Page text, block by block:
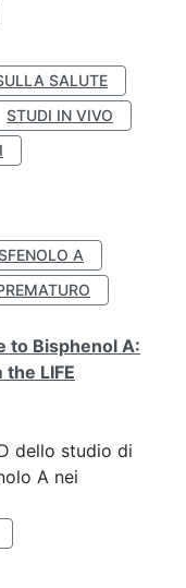
SALUTE
STUDI IN VIVO
A
to Bisphenol A:
LIFE
dello studio di
A nei